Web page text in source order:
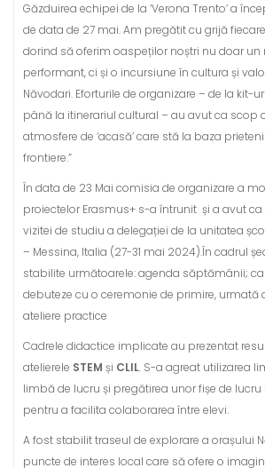
Găzduirea echipei de la ‘Verona Trento’ a
de data de 27 mai. Am pregătit cu grijă
dorind să oferim oaspeților noștri nu doar
performant, ci și o incursiune în cultura și
Năvodari. Eforturile de organizare – de la kit-
până la itinerariul cultural – au avut ca scop
atmosfere de ‘acasă’ care stă la baza
frontiere.”
În data de 23 Mai comisia de organizare a
proiectelor Erasmus+ s-a întrunit și a avut
vizitei de studiu a delegației de la unitatea
– Messina, Italia (27-31 mai 2024).În cadrul
stabilite următoarele: agenda săptămânii;
debuteze cu o ceremonie de primire, urmată
ateliere practice
Cadrele didactice implicate au prezentat
atelierele STEM și CLIL. S-a agreat utilizarea
limbă de lucru și pregătirea unor fișe de
pentru a facilita colaborarea între elevi.
A fost stabilit traseul de explorare a orașului
puncte de interes local care să ofere o